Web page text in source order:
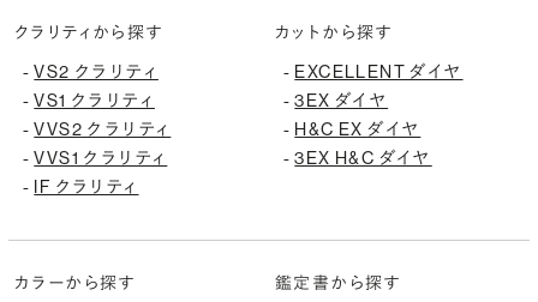
クラリティから探す
-VS2 クラリティ
-VS1 クラリティ
-VVS2 クラリティ
-VVS1 クラリティ
- IF クラリティ
カットから探す
- EXCELLENT ダイヤ
-3EX ダイヤ
- H&C EX ダイヤ
-3EX H&C ダイヤ
カラーから探す
鑑定書から探す